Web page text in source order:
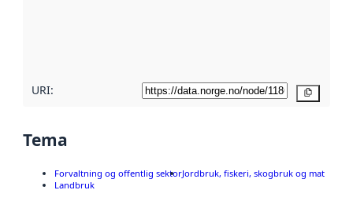
URI:
Tema
Forvaltning og offentlig sektorJordbruk, fiskeri, skogbruk og mat
Landbruk